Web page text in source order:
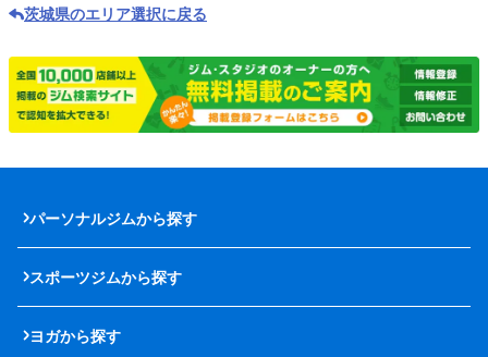
茨城県のエリア選択に戻る
パーソナルジムから探す
スポーツジムから探す
ヨガから探す